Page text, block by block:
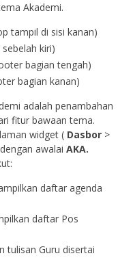
Akademi.
tampil di sisi kanan)
kiri)
bagian tengah)
bagian kanan)
adalah penambahan
fitur bawaan tema.
widget ( Dasbor >
awalai AKA.
daftar agenda
daftar Pos
tulisan Guru disertai